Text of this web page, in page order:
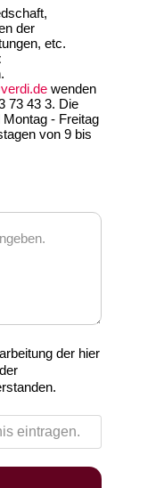
der
etc.
wenden
73 43 3. Die
Montag - Freitag
von 9 bis
und
der hier